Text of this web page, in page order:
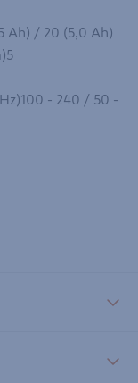
Ah) / 20 (5,0 Ah)
- 240 / 50 -